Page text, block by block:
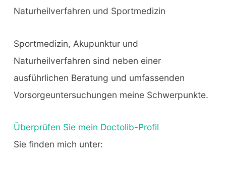
Naturheilverfahren und Sportmedizin
Sportmedizin, Akupunktur und
Naturheilverfahren sind neben einer
ausführlichen Beratung und umfassenden
Vorsorgeuntersuchungen meine Schwerpunkte.
Überprüfen Sie mein Doctolib-Profil
Sie finden mich unter: